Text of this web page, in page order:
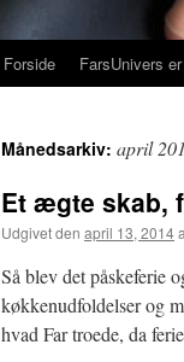
Forside FarsUnivers
Månedsarkiv: april
Et ægte skab,
Udgivet den april 13, 2014
Så blev det påskeferie
køkkenudfoldelser og
hvad Far troede, da